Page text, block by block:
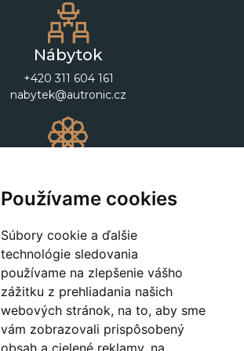
Používame cookies
Súbory cookie a ďalšie
technológie sledovania
používame na zlepšenie vášho
zážitku z prehliadania našich
webových stránok, na to, aby sme
vám zobrazovali prispôsobený
obsah a cielené reklamy, na
Nábytok
+420 311 604 161
nabytek@autronic.cz
+420 311 604 182
dekorace@autronic.cz